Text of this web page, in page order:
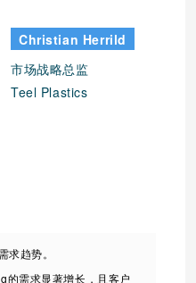
Christian Herrild
市场战略总监
Teel Plastics
趋势。
需求显著增长，且客户